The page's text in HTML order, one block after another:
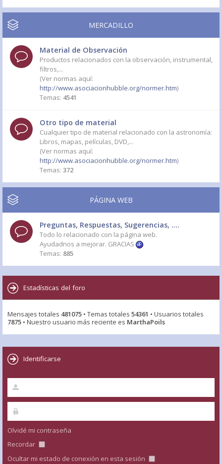
MERCADILLO
Material de Observación
Productos relacionados con la observación, instrumental,
filtros,...
(Ver normas aquí:
http://www.asociacionhubble.org/normer.htm)
Temas: 4541
Otro tipo de material
Cualquier tipo de material relacionado con la astronomía:
Libros, mapas, películas, DVD,...
(Ver normas aquí:
http://www.asociacionhubble.org/normer.htm)
Temas: 372
PÁGINA WEB
Preguntas, Respuestas, Sugerencias, ....
Todo lo relacionado con la página web.
Ayudadnos a mejorar. GRACIAS
Temas: 885
Estadísticas del foro
Mensajes totales 481075 • Temas totales 54361 • Usuarios totales
7875 • Nuestro usuario más reciente es MarthaPoils
Identificarse
Olvidé mi contraseña
Recordar
Ocultar mi estado de conexión en esta sesión